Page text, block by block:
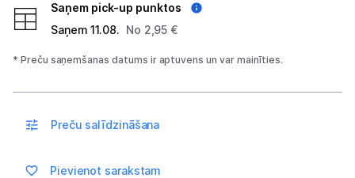
Stacionārie datori un piederumi
Spēļu konsoles un piederumi
Datu nesēji
Projektori un ekrāni
Tīkla iekārtas
Saņem pick-up punktos
Saņem 11.08. No 2,95 €
* Preču saņemšanas datums ir aptuvens un var mainīties.
Preču salīdzināšana
Pievienot sarakstam